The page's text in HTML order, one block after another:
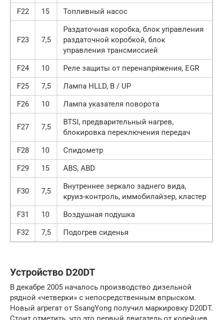
F22
15 Топливный насос
F23 7,5
Раздаточная коробка, блок управления
раздаточной коробкой, блок
управления трансмиссией
F24
10
Реле защиты от перенапряжения, EGR
F25
7,5
Лампа HLLD, B / UP
F26
10 Лампа указателя поворота
F27 7,5
BTSI, предварительный нагрев,
блокировка переключения передач
F28
10
Спидометр
F29
15 ABS, ABD
F30 7,5
Внутреннее зеркало заднего вида,
круиз-контроль, иммобилайзер, кластер
F31
10
Воздушная подушка
F32
7,5 Подогрев сиденья
Устройство D20DT
В декабре 2005 началось производство дизельной
рядной «четверки» с непосредственным впрыском.
Новый агрегат от SsangYong получил маркировку D20DT.